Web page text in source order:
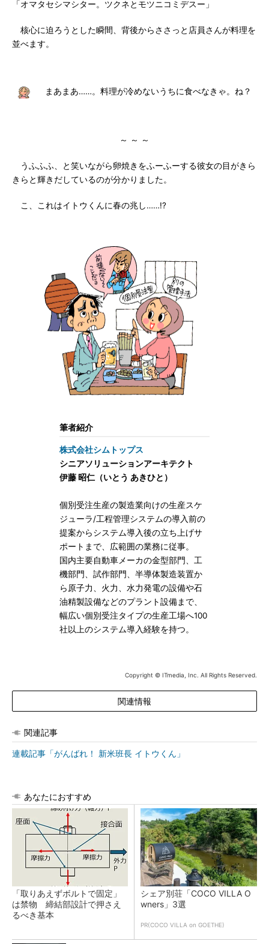
「オマタセシマシター。ツクネとモツニコミデスー」
核心に迫ろうとした瞬間、背後からささっと店員さんが料理を
並べます。
まあまあ……。料理が冷めないうちに食べなきゃ。ね？
～ ～ ～
うふふふ、と笑いながら卵焼きをふーふーする彼女の目がきら
きらと輝きだしているのが分かりました。
こ、これはイトウくんに春の兆し……!?
筆者紹介
株式会社シムトップス
シニアソリューションアーキテクト
伊藤 昭仁（いとう あきひと）
個別受注生産の製造業向けの生産スケ
ジューラ/工程管理システムの導入前の
提案からシステム導入後の立ち上げサ
ポートまで、広範囲の業務に従事。
国内主要自動車メーカの金型部門、工
機部門、試作部門、半導体製造装置か
ら原子力、火力、水力発電の設備や石
油精製設備などのプラント設備まで、
幅広い個別受注タイプの生産工場へ100
社以上のシステム導入経験を持つ。
Copyright © ITmedia, Inc. All Rights Reserved.
関連情報
関連記事
連載記事「がんばれ！ 新米班長 イトウくん」
あなたにおすすめ
「取りあえずボルトで固定」
は禁物 締結部設計で押さえ
るべき基本
シェア別荘「COCO VILLA O
wners」3選
PR(COCO VILLA on GOETHE)